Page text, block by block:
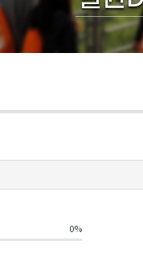
0%